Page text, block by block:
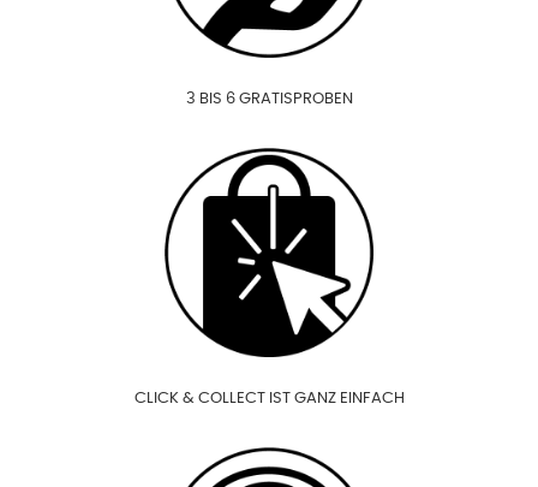
3 BIS 6 GRATISPROBEN
CLICK & COLLECT IST GANZ EINFACH